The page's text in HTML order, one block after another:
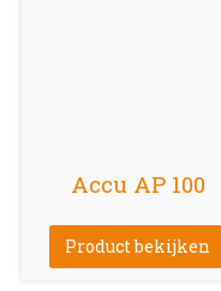
Accu AP 100
Product bekijken